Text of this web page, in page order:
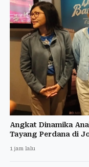
Angkat Dinamika
Tayang Perdana di
1 jam lalu